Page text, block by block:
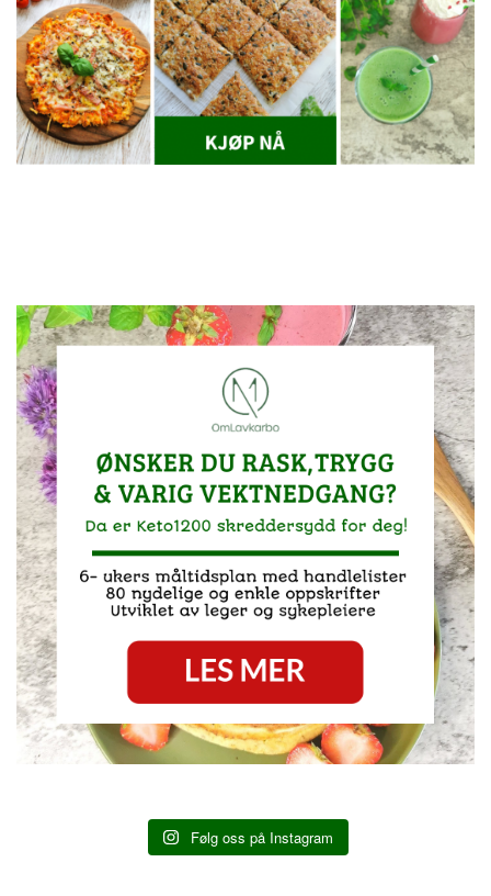
Følg oss på Instagram